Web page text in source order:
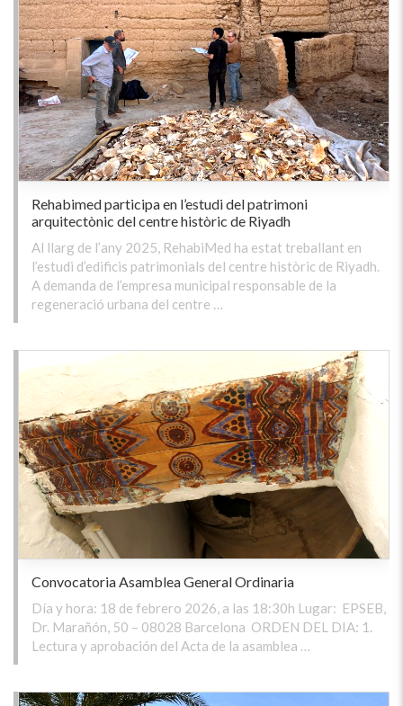
Rehabimed participa en l’estudi del patrimoni
arquitectònic del centre històric de Riyadh
Al llarg de l’any 2025, RehabiMed ha estat treballant en
l’estudi d’edificis patrimonials del centre històric de Riyadh.
A demanda de l’empresa municipal responsable de la
regeneració urbana del centre …
Convocatoria Asamblea General Ordinaria
Día y hora: 18 de febrero 2026, a las 18:30h Lugar: EPSEB,
Dr. Marañón, 50 – 08028 Barcelona ORDEN DEL DIA: 1.
Lectura y aprobación del Acta de la asamblea …